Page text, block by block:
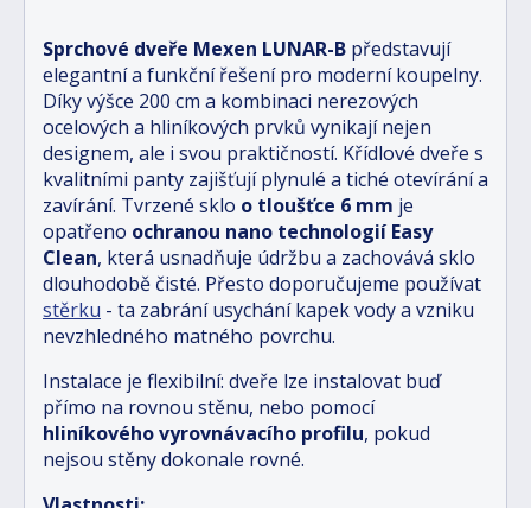
Sprchové dveře Mexen LUNAR-B představují
elegantní a funkční řešení pro moderní koupelny.
Díky výšce 200 cm a kombinaci nerezových
ocelových a hliníkových prvků vynikají nejen
designem, ale i svou praktičností. Křídlové dveře s
kvalitními panty zajišťují plynulé a tiché otevírání a
zavírání. Tvrzené sklo o tloušťce 6 mm je
opatřeno ochranou nano technologií Easy
Clean, která usnadňuje údržbu a zachovává sklo
dlouhodobě čisté. Přesto doporučujeme používat
stěrku - ta zabrání usychání kapek vody a vzniku
nevzhledného matného povrchu.
Instalace je flexibilní: dveře lze instalovat buď
přímo na rovnou stěnu, nebo pomocí
hliníkového vyrovnávacího profilu, pokud
nejsou stěny dokonale rovné.